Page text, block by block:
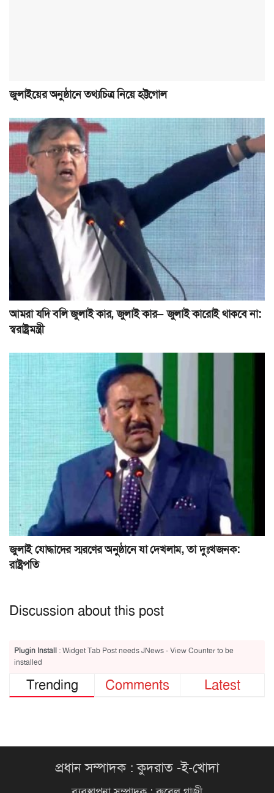
জুলাইয়ের অনুষ্ঠানে তথ্যচিত্র নিয়ে হট্টগোল
আমরা যদি বলি জুলাই কার, জুলাই কার— জুলাই কারোই থাকবে না:
স্বরাষ্ট্রমন্ত্রী
জুলাই যোদ্ধাদের স্মরণের অনুষ্ঠানে যা দেখলাম, তা দুঃখজনক:
রাষ্ট্রপতি
Discussion about this post
Plugin Install : Widget Tab Post needs JNews - View Counter to be
installed
Trending Comments Latest
প্রধান সম্পাদক : কুদরাত -ই-খোদা